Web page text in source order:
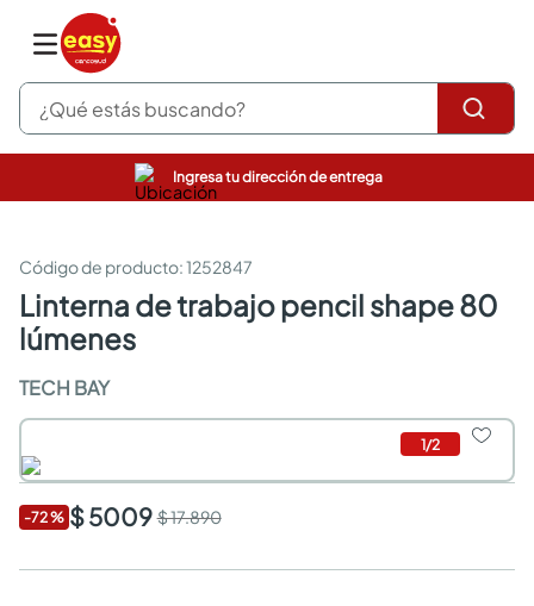
¿Qué estás buscando?
Ingresa tu dirección de entrega
:1252847
linterna de trabajo pencil shape 80
lúmenes
TECH BAY
1/2
-72% $ 5009$ 17.890
pinturas
sanitarios
comedor
escritorio
armarios closet
comedores